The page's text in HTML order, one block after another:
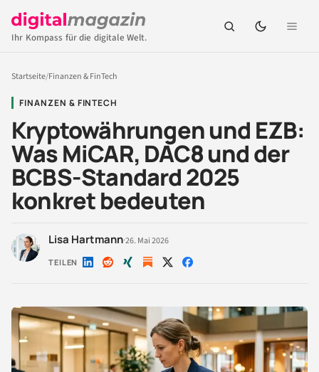
Ihr Kompass für die digitale Welt.
Startseite/Finanzen & FinTech
FINANZEN & FINTECH
Kryptowährungen und EZB:
Was MiCAR, DAC8 und der
BCBS-Standard 2025
konkret bedeuten
Lisa Hartmann·26. Mai 2026
TEILEN Auf Auf Auf Auf Auf